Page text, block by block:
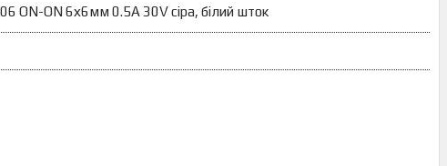
ON-ON 6х6мм 0.5A 30V сіра, білий шток